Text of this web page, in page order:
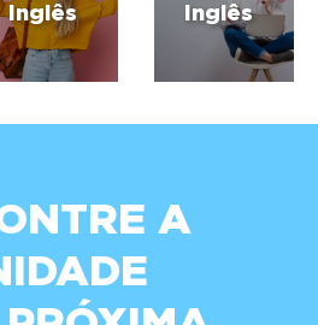
Inglês Inglês
A